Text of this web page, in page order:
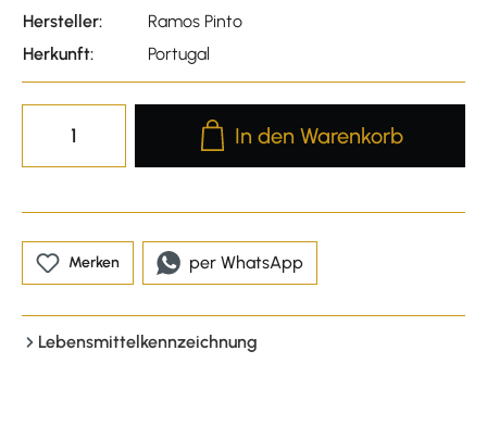
Hersteller:
Ramos Pinto
Herkunft:
Portugal
Produkt Anzahl: Gib den
In den Warenkorb
Merken per WhatsApp
Lebensmittelkennzeichnung